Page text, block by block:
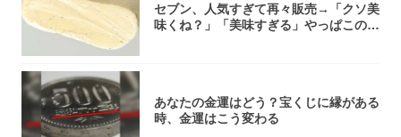
セブン、人気すぎて再々販売→「クソ美
味くね？」「美味すぎる」やっぱこのク
あなたの金運はどう？宝くじに縁がある
時、金運はこう変わる